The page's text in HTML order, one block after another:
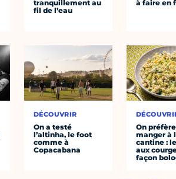
tranquillement au
fil de l’eau
DÉCOUVRIR
On a testé
l’altinha, le foot
comme à
Copacabana
à faire en
On préfère
manger à
cantine :
aux
façon